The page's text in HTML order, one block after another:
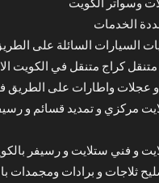
الخدمات
السيارات السائلة على
كراج متنقل في الكويت
و عجلات واطارات على الطريق
مركزي و تمديد قسائم و
و فني ستلايت و رسيفر
ثلاجات و برادات ومجمدات